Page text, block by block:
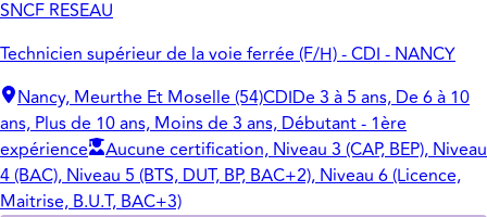
SNCF RESEAU
Technicien supérieur de la voie ferrée (F/H) - CDI - NANCY
Nancy, Meurthe Et Moselle (54)CDIDe 3 à 5 ans, De 6 à 10
ans, Plus de 10 ans, Moins de 3 ans, Débutant - 1ère
expérience
Aucune certification, Niveau 3 (CAP, BEP), Niveau
4 (BAC), Niveau 5 (BTS, DUT, BP, BAC+2), Niveau 6 (Licence,
Maitrise, B.U.T, BAC+3)